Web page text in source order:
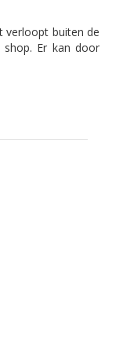
verloopt buiten de
Er kan door